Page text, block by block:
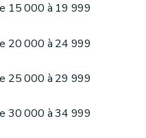
Lieux de sépulture
15 000 à 19 999
20 000 à 24 999
25 000 à 29 999
30 000 à 34 999